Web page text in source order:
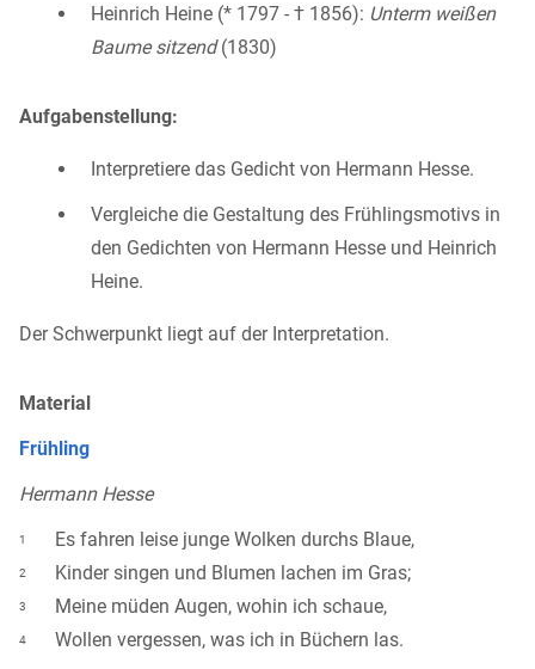
Heinrich Heine (* 1797 - † 1856): Unterm weißen
Baume sitzend(1830)
Aufgabenstellung:
Interpretiere das Gedicht von Hermann Hesse.
Vergleiche die Gestaltung des Frühlingsmotivs in
den Gedichten von Hermann Hesse und Heinrich
Heine.
Der Schwerpunkt liegt auf der Interpretation.
Material
Frühling
Hermann Hesse
1 Es fahren leise junge Wolken durchs Blaue,
2 Kinder singen und Blumen lachen im Gras;
3 Meine müden Augen, wohin ich schaue,
4 Wollen vergessen, was ich in Büchern las.